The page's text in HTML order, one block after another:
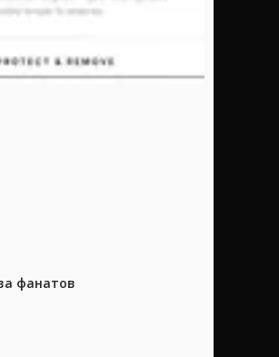
фанатов